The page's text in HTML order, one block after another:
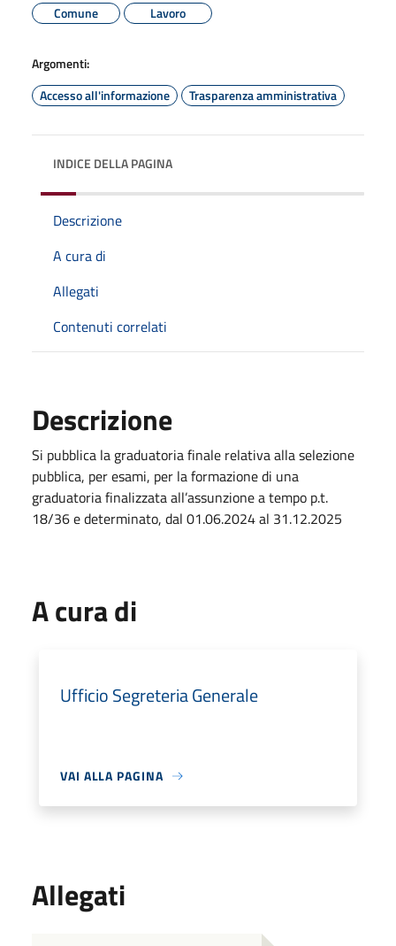
Comune
Lavoro
Argomenti:
Accesso all'informazione
Trasparenza amministrativa
INDICE DELLA PAGINA
Descrizione
A cura di
Allegati
Contenuti correlati
Descrizione
Si pubblica la graduatoria finale relativa alla selezione
pubblica, per esami, per la formazione di una
graduatoria finalizzata all’assunzione a tempo p.t.
18/36 e determinato, dal 01.06.2024 al 31.12.2025
A cura di
Ufficio Segreteria Generale
VAI ALLA PAGINA
Allegati